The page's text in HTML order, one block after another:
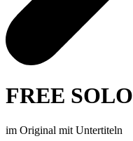
FREE SOLO
im Original mit Untertiteln